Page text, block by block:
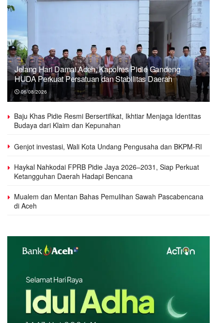
Jelang Hari Damai Aceh, Kapolres Pidie Gandeng
HUDA Perkuat Persatuan dan Stabilitas Daerah
06/08/2026
Baju Khas Pidie Resmi Bersertifikat, Ikhtiar Menjaga Identitas
Budaya dari Klaim dan Kepunahan
Genjot investasi, Wali Kota Undang Pengusaha dan BKPM-RI
Haykal Nahkodai FPRB Pidie Jaya 2026–2031, Siap Perkuat
Ketangguhan Daerah Hadapi Bencana
Mualem dan Mentan Bahas Pemulihan Sawah Pascabencana
di Aceh